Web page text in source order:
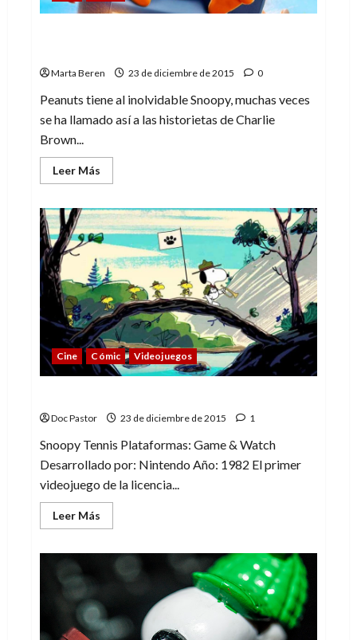
Marta Beren 23 de diciembre de 2015 0
Peanuts tiene al inolvidable Snoopy, muchas veces
se ha llamado así a las historietas de Charlie
Brown...
Leer Más
más
Otros
perros
(o
no)
de
viñeta
más
allá
de
Snoopy
Cine Cómic Videojuegos
Doc Pastor 23 de diciembre de 2015 1
Snoopy Tennis Plataformas: Game & Watch
Desarrollado por: Nintendo Año: 1982 El primer
videojuego de la licencia...
Leer Más
más
Snoopy